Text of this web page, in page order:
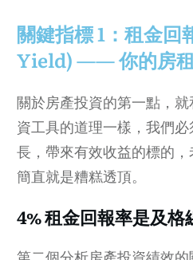
關鍵指標 1：租金
Yield) —— 你的房租
關於房產投資的第一點，
資工具的道理一樣，我們
長，帶來有效收益的標的，
簡直就是糟糕透頂。
4% 租金回報率是及格